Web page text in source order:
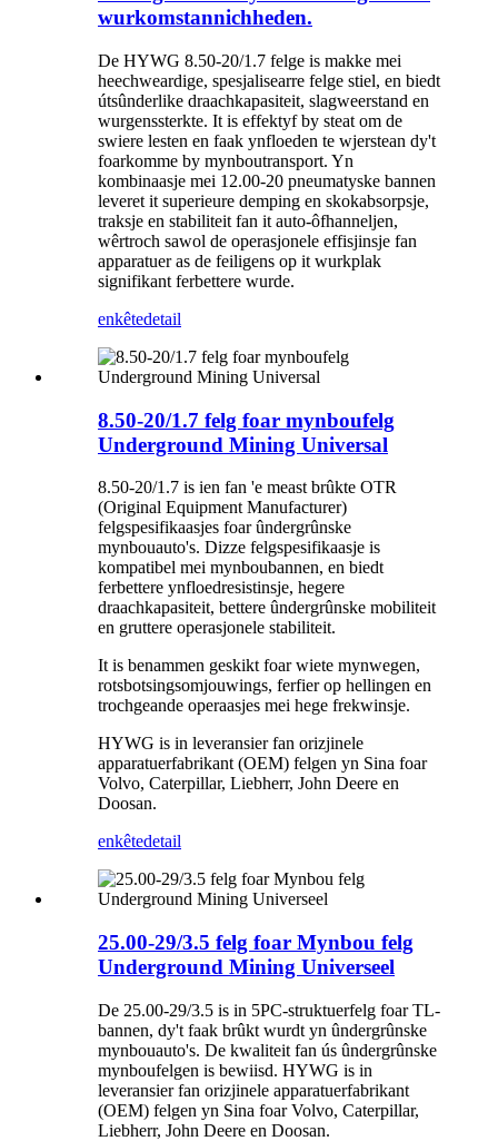
wurkomstannichheden.
De HYWG 8.50-20/1.7 felge is makke mei
heechweardige, spesjalisearre felge stiel, en biedt
útsûnderlike draachkapasiteit, slagweerstand en
wurgenssterkte. It is effektyf by steat om de
swiere lesten en faak ynfloeden te wjerstean dy't
foarkomme by mynboutransport. Yn
kombinaasje mei 12.00-20 pneumatyske bannen
leveret it superieure demping en skokabsorpsje,
traksje en stabiliteit fan it auto-ôfhanneljen,
wêrtroch sawol de operasjonele effisjinsje fan
apparatuer as de feiligens op it wurkplak
signifikant ferbettere wurde.
enkêtedetail
8.50-20/1.7 felg foar mynboufelg
Underground Mining Universal
8.50-20/1.7 is ien fan 'e meast brûkte OTR
(Original Equipment Manufacturer)
felgspesifikaasjes foar ûndergrûnske
mynbouauto's. Dizze felgspesifikaasje is
kompatibel mei mynboubannen, en biedt
ferbettere ynfloedresistinsje, hegere
draachkapasiteit, bettere ûndergrûnske mobiliteit
en gruttere operasjonele stabiliteit.
It is benammen geskikt foar wiete mynwegen,
rotsbotsingsomjouwings, ferfier op hellingen en
trochgeande operaasjes mei hege frekwinsje.
HYWG is in leveransier fan orizjinele
apparatuerfabrikant (OEM) felgen yn Sina foar
Volvo, Caterpillar, Liebherr, John Deere en
Doosan.
enkêtedetail
25.00-29/3.5 felg foar Mynbou felg
Underground Mining Universeel
De 25.00-29/3.5 is in 5PC-struktuerfelg foar TL-
bannen, dy't faak brûkt wurdt yn ûndergrûnske
mynbouauto's. De kwaliteit fan ús ûndergrûnske
mynboufelgen is bewiisd. HYWG is in
leveransier fan orizjinele apparatuerfabrikant
(OEM) felgen yn Sina foar Volvo, Caterpillar,
Liebherr, John Deere en Doosan.